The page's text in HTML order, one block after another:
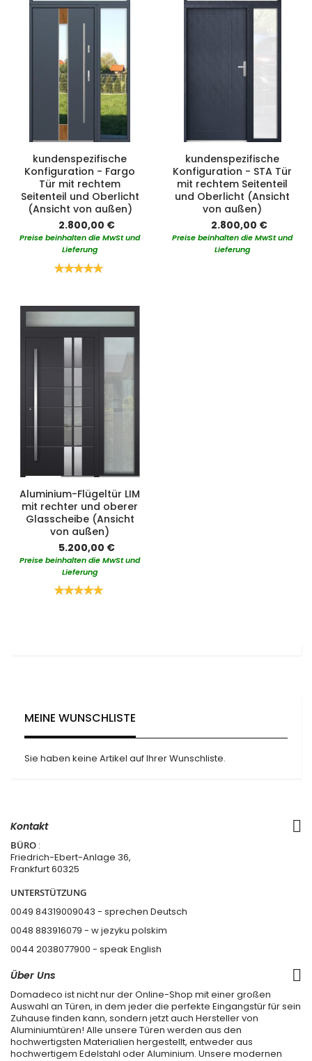
kundenspezifische
Konfiguration - Fargo
Tür mit rechtem
Seitenteil und Oberlicht
(Ansicht von außen)
2.800,00 €
Preise beinhalten die MwSt und
Lieferung
Bewertung:
kundenspezifische
Konfiguration - STA Tür
mit rechtem Seitenteil
und Oberlicht (Ansicht
von außen)
2.800,00 €
Preise beinhalten die MwSt und
Lieferung
Aluminium-Flügeltür LIM
mit rechter und oberer
Glasscheibe (Ansicht
von außen)
5.200,00 €
Preise beinhalten die MwSt und
Lieferung
Bewertung:
MEINE WUNSCHLISTE
Sie haben keine Artikel auf Ihrer Wunschliste.
Kontakt
BÜRO :
Friedrich-Ebert-Anlage 36,
Frankfurt 60325
UNTERSTÜTZUNG
0049 84319009043 - sprechen Deutsch
0048 883916079 - w jezyku polskim
0044 2038077900 - speak English
Über Uns
Domadeco ist nicht nur der Online-Shop mit einer großen
Auswahl an Türen, in dem jeder die perfekte Eingangstür für sein
Zuhause finden kann, sondern jetzt auch Hersteller von
Aluminiumtüren! Alle unsere Türen werden aus den
hochwertigsten Materialien hergestellt, entweder aus
hochwertigem Edelstahl oder Aluminium. Unsere modernen